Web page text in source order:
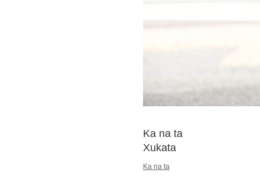
Ka na ta
Xukata
Ka na ta